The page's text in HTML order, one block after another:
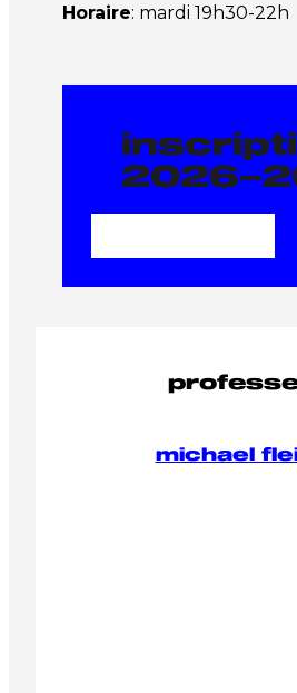
Horaire: mardi 19h30-22h
michael